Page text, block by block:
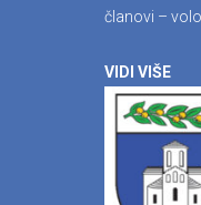
članovi –
VIDI VIŠE